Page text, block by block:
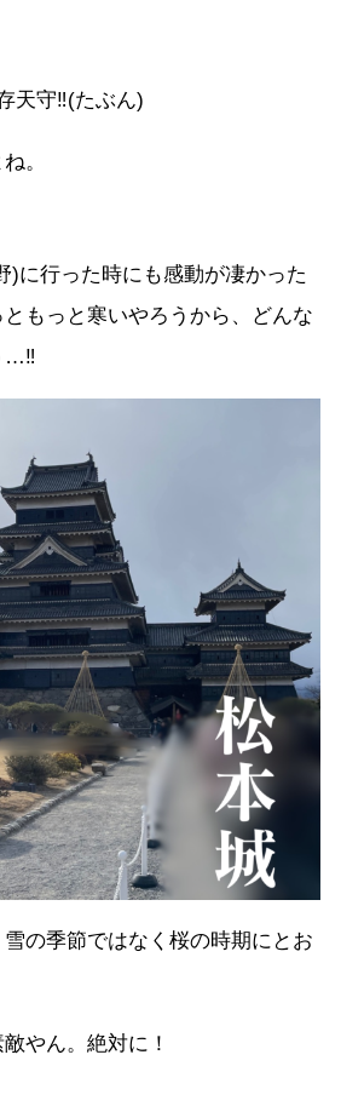
天守‼︎(たぶん)
。
)に行った時にも感動が凄かった
もっと寒いやろうから、どんな
…‼︎
の季節ではなく桜の時期にとお
やん。絶対に！